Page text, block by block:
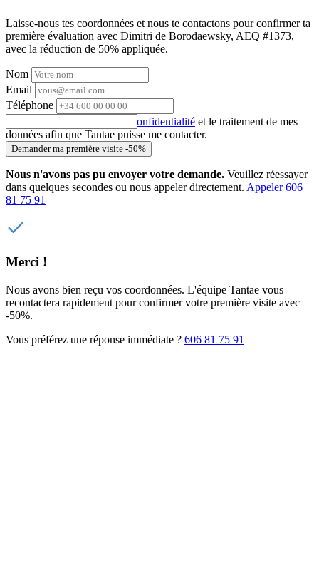
Laisse-nous tes coordonnées et nous te contactons pour confirmer ta
première évaluation avec Dimitri de Borodaewsky, AEQ #1373,
avec la réduction de 50% appliquée.
Nom
Email
Téléphone
politique de confidentialité et le traitement de mes
données afin que Tantae puisse me contacter.
Demander ma première visite -50%
Nous n'avons pas pu envoyer votre demande. Veuillez réessayer
dans quelques secondes ou nous appeler directement. Appeler 606
81 75 91
Merci !
Nous avons bien reçu vos coordonnées. L'équipe Tantae vous
recontactera rapidement pour confirmer votre première visite avec
-50%.
Vous préférez une réponse immédiate ? 606 81 75 91